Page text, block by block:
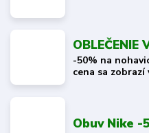
OBLEČENIE
-50% na
cena sa
Obuv Nike -